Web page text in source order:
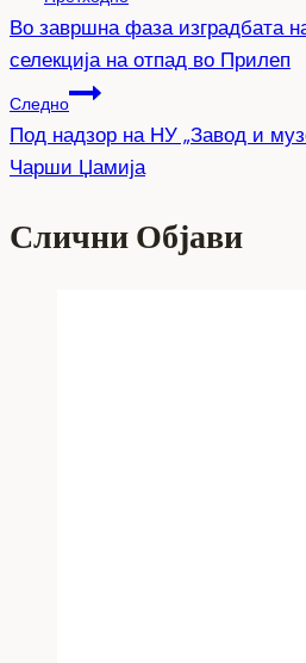
Во завршна фаза изградбата
селекција на отпад во Прилеп
Следно
Под надзор на НУ „Завод и
Чарши Џамија
Слични Објави